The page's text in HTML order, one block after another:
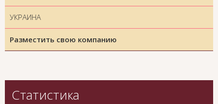
УКРАИНА
Разместить свою компанию
Статистика